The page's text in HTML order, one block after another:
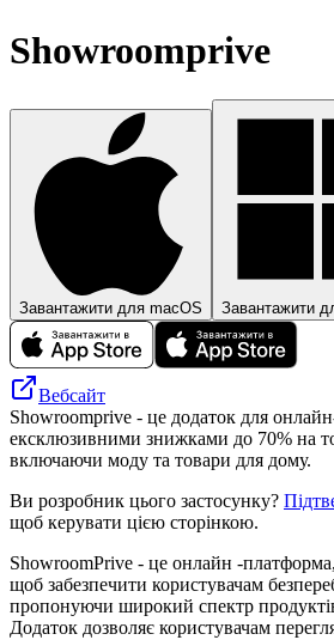
Showroomprive
Завантажити для macOS Завантажити
Вебсайт
Showroomprive - це додаток для
ексклюзивними знижками до 70% на
включаючи моду та товари для дому.
Ви розробник цього застосунку?
щоб керувати цією сторінкою.
ShowroomPrive - це онлайн -
щоб забезпечити користувачам
пропонуючи широкий спектр
Додаток дозволяє користувачам